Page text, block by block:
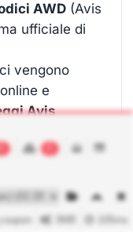
AWD (Avis
ufficiale di
vengono
e
Avis
essere
105ms